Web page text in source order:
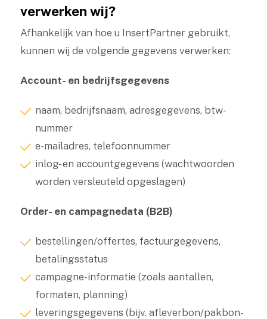
verwerken wij?
Afhankelijk van hoe u InsertPartner gebruikt,
kunnen wij de volgende gegevens verwerken:
Account- en bedrijfsgegevens
naam, bedrijfsnaam, adresgegevens, btw-
nummer
e-mailadres, telefoonnummer
inlog- en accountgegevens (wachtwoorden
worden versleuteld opgeslagen)
Order- en campagnedata (B2B)
bestellingen/offertes, factuurgegevens,
betalingsstatus
campagne-informatie (zoals aantallen,
formaten, planning)
leveringsgegevens (bijv. afleverbon/pakbon-